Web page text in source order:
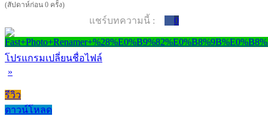
(สัปดาห์ก่อน 0 ครั้ง)
แชร์บทความนี้ : 0
โปรแกรมเปลี่ยนชื่อไฟล์
»
รีวิว
ดาวน์โหลด